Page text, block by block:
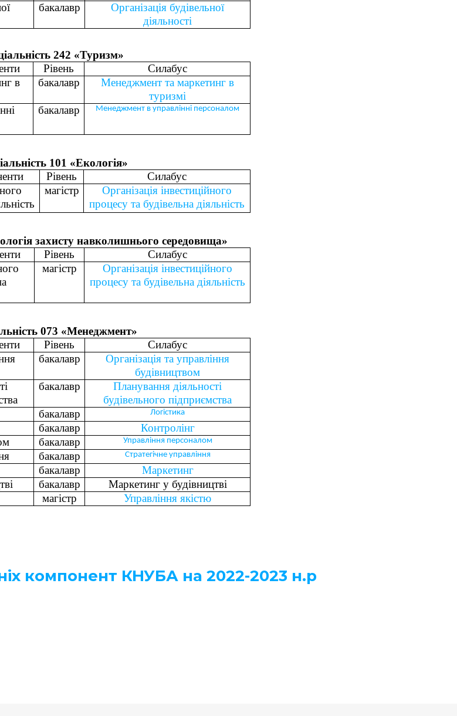
бакалавр
Організація будівельної
діяльності
242 «Туризм»
Рівень
Силабус
в
бакалавр
Менеджмент та маркетинг в
туризмі
бакалавр Менеджмент в управлінні персоналом
101 «Екологія»
Рівень
Силабус
магістр
Організація інвестиційного
процесу та будівельна діяльність
захисту навколишнього середовища»
Рівень
Силабус
магістр
Організація інвестиційного
процесу та будівельна діяльність
073 «Менеджмент»
Рівень
Силабус
бакалавр
Організація та управління
будівництвом
бакалавр
Планування діяльності
будівельного підприємства
бакалавр Логістика
бакалавр
Контролінг
бакалавр Управління персоналом
бакалавр Стратегічне управління
бакалавр
Маркетинг
бакалавр
Маркетинг у будівництві
магістр Управління якістю
компонент КНУБА на 2022-2023 н.р